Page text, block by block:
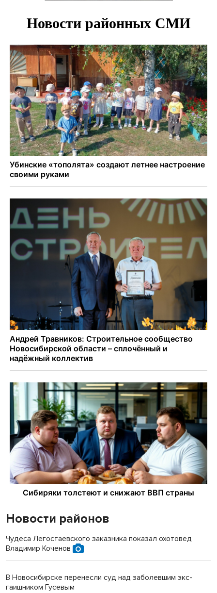
Новости районов
Чудеса Легостаевского заказника показал охотовед
Владимир Коченов
В Новосибирске перенесли суд над заболевшим экс-
гаишником Гусевым